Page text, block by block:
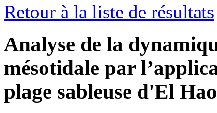
Retour à la liste de résultats
Analyse de la
mésotidale par
plage sableuse d'El